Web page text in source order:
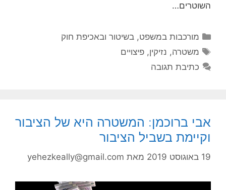
השוטרים…
קטגוריות
מורכבות במשפט, בשיטור ובאכיפת חוק
תגיות
משטרה, נזיקין,פיצויים
כתיבת תגובה
אבי ברוכמן: המשטרה היא של הציבור
וקיימת בשביל הציבור
19 באוגוסט 2019 מאת yehezkeally@gmail.com